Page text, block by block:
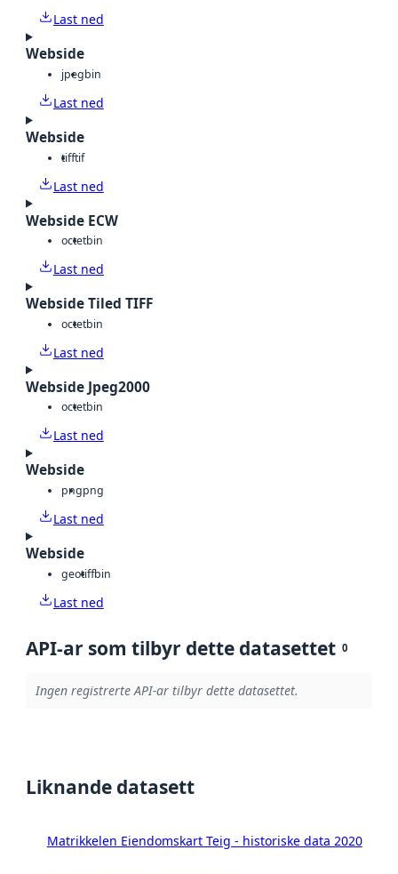
Last ned
Webside
jpegbin
Last ned
Webside
tifftif
Last ned
Webside ECW
octetbin
Last ned
Webside Tiled TIFF
octetbin
Last ned
Webside Jpeg2000
octetbin
Last ned
Webside
pngpng
Last ned
Webside
geotiffbin
Last ned
API-ar som tilbyr dette datasettet 0
Ingen registrerte API-ar tilbyr dette datasettet.
Liknande datasett
Matrikkelen Eiendomskart Teig - historiske data 2020